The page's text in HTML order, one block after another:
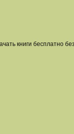
книги бесплатно